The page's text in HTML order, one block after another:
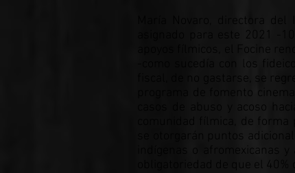
María Novaro, directora
asignado para este 2021 -
apoyos fílmicos, el Focine
-como sucedía con los
fiscal, de no gastarse, se
programa de fomento
casos de abuso y acoso
comunidad fílmica, de
se otorgarán puntos
indígenas o afromexicanas
obligatoriedad de que el